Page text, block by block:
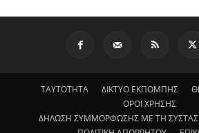
ΤΑΥΤΟΤΗΤΑ ΔΙΚΤΥΟ ΕΚΠΟΜΠΗΣ
ΟΡΟΙ ΧΡΗΣΗΣ
ΔΗΛΩΣΗ ΣΥΜΜΟΡΦΩΣΗΣ ΜΕ ΤΗ